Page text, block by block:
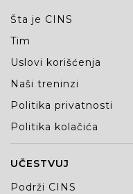
Šta je CINS
Tim
Uslovi korišćenja
Naši treninzi
Politika privatnosti
Politika kolačića
UČESTVUJ
Podrži CINS